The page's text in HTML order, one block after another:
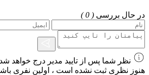
در حال بررسی ( 0 )
نظر شما پس از تایید مدیر درج خواهد شد
هنوز نظری ثبت نشده است ، اولین نفری